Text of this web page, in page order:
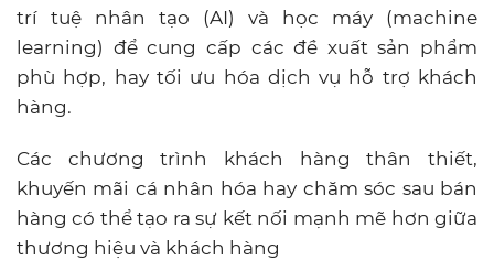
trí tuệ nhân tạo (AI) và học máy (machine
learning) để cung cấp các đề xuất sản phẩm
phù hợp, hay tối ưu hóa dịch vụ hỗ trợ khách
hàng.
Các chương trình khách hàng thân thiết,
khuyến mãi cá nhân hóa hay chăm sóc sau bán
hàng có thể tạo ra sự kết nối mạnh mẽ hơn giữa
thương hiệu và khách hàng